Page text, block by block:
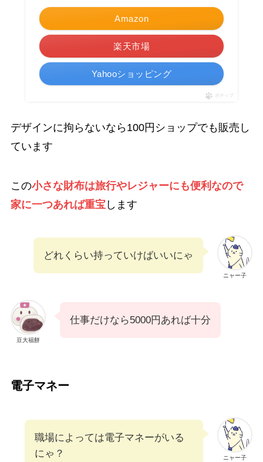
Amazon
楽天市場
Yahooショッピング
ポチップ
デザインに拘らないなら100円ショップでも販売し
ています
この小さな財布は旅行やレジャーにも便利なので
家に一つあれば重宝します
ニャー子
どれくらい持っていけばいいにゃ
豆大福餅
仕事だけなら5000円あれば十分
電子マネー
ニャー子
職場によっては電子マネーがいる
にゃ？